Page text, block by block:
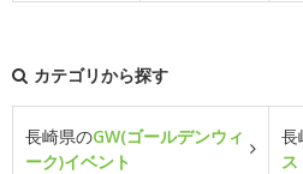
カテゴリから探す
長崎県のGW(ゴールデンウィ
ーク)イベント
長
ス